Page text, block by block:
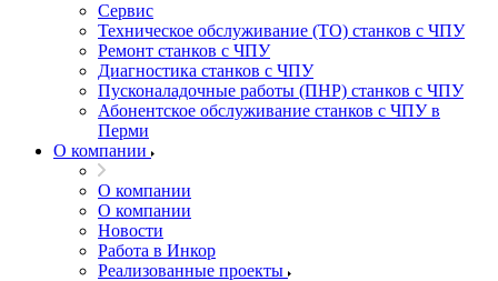
Сервис
Техническое обслуживание (ТО) станков с ЧПУ
Ремонт станков с ЧПУ
Диагностика станков с ЧПУ
Пусконаладочные работы (ПНР) станков с ЧПУ
Абонентское обслуживание станков с ЧПУ в
Перми
О компании
О компании
О компании
Новости
Работа в Инкор
Реализованные проекты